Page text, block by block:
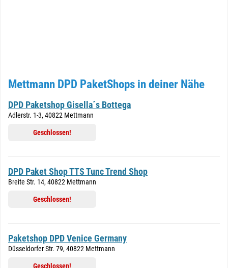
Mettmann DPD PaketShops in deiner Nähe
DPD Paketshop Gisella´s Bottega
Adlerstr. 1-3, 40822 Mettmann
Geschlossen!
DPD Paket Shop TTS Tunc Trend Shop
Breite Str. 14, 40822 Mettmann
Geschlossen!
Paketshop DPD Venice Germany
Düsseldorfer Str. 79, 40822 Mettmann
Geschlossen!